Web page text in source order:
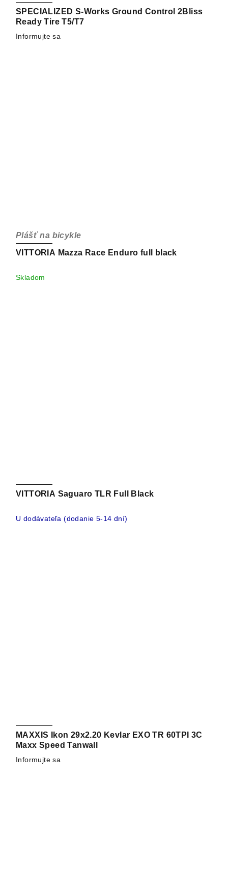
SPECIALIZED S-Works Ground Control 2Bliss
Ready Tire T5/T7
Informujte sa
VITTORIA Mazza Race Enduro full black
Plášť na bicykle
Skladom
VITTORIA Saguaro TLR Full Black
U dodávateľa (dodanie 5-14 dní)
MAXXIS Ikon 29x2.20 Kevlar EXO TR 60TPI 3C
Maxx Speed Tanwall
Informujte sa